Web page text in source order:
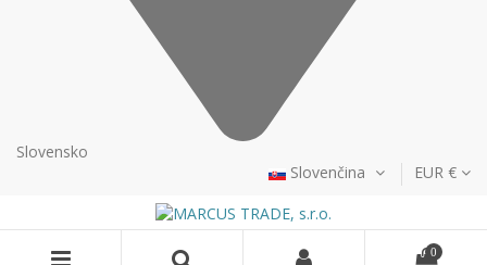
Slovensko
Slovenčina
EUR €
0